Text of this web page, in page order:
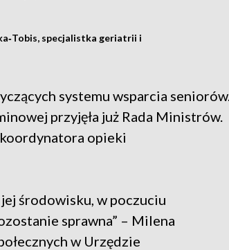
specjalistka geriatrii i
systemu wsparcia seniorów.
przyjęła już Rada Ministrów.
opieki
środowisku, w poczuciu
sprawna” – Milena
w Urzędzie